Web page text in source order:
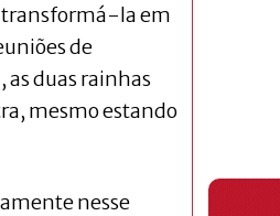
transformá-la em
de
as duas rainhas
mesmo estando
nesse